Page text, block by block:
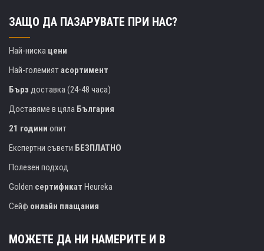
ЗАЩО ДА ПАЗАРУВАТЕ ПРИ НАС?
Най-ниска цени
Най-големиятасортимент
Бърз доставка (24-48 часа)
Доставяме в цяла България
21 години опит
Експертни съвети БЕЗПЛАТНО
Полезен подход
Golden сертификат Heureka
Сейф онлайн плащания
МОЖЕТЕ ДА НИ НАМЕРИТЕ И В